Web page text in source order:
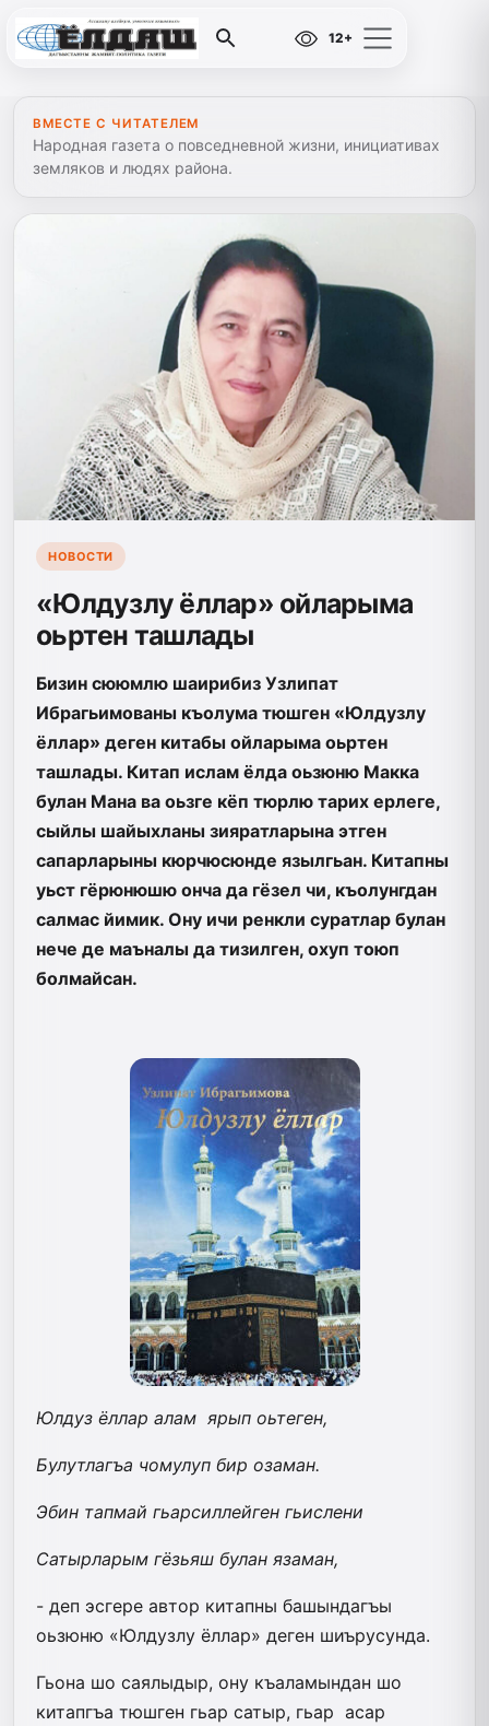
12+
ВМЕСТЕ С ЧИТАТЕЛЕМ
Народная газета о повседневной жизни, инициативах
земляков и людях района.
НОВОСТИ
«Юлдузлу ёллар» ойларыма
оьртен ташлады
Бизин сююмлю шаирибиз Узлипат
Ибрагьимованы къолума тюшген «Юлдузлу
ёллар» деген китабы ойларыма оьртен
ташлады. Китап ислам ёлда оьзюню Макка
булан Мана ва оьзге кёп тюрлю тарих ерлеге,
сыйлы шайыхланы зияратларына этген
сапарларыны кюрчюсюнде язылгьан. Китапны
уьст гёрюнюшю онча да гёзел чи, къолунгдан
салмас йимик. Ону ичи ренкли суратлар булан
нече де маъналы да тизилген, охуп тоюп
болмайсан.
Юлдуз ёллар алам ярып оьтеген,
Булутлагъа чомулуп бир озаман.
Эбин тапмай гьарсиллейген гьислени
Сатырларым гёзьяш булан язаман,
- деп эсгере автор китапны башындагъы
оьзюню «Юлдузлу ёллар» деген шиърусунда.
Гьона шо саялыдыр, ону къаламындан шо
китапгъа тюшген гьар сатыр, гьар асар